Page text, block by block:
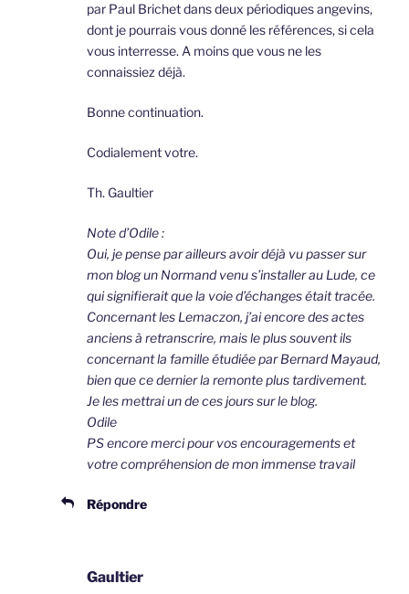
par Paul Brichet dans deux périodiques angevins,
dont je pourrais vous donné les références, si cela
vous interresse. A moins que vous ne les
connaissiez déjà.
Bonne continuation.
Codialement votre.
Th. Gaultier
Note d’Odile :
Oui, je pense par ailleurs avoir déjà vu passer sur
mon blog un Normand venu s’installer au Lude, ce
qui signifierait que la voie d’échanges était tracée.
Concernant les Lemaczon, j’ai encore des actes
anciens à retranscrire, mais le plus souvent ils
concernant la famille étudiée par Bernard Mayaud,
bien que ce dernier la remonte plus tardivement.
Je les mettrai un de ces jours sur le blog.
Odile
PS encore merci pour vos encouragements et
votre compréhension de mon immense travail
Répondre
Gaultier